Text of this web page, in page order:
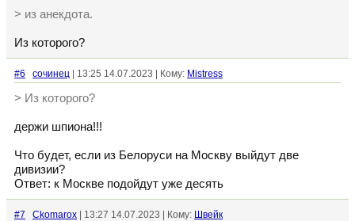
> из анекдота.
Из которого?
#6 сочинец | 13:25 14.07.2023 | Кому: Mistress
> Из которого?
держи шпиона!!!
Что будет, если из Белоруси на Москву выйдут две
дивизии?
Ответ: к Москве подойдут уже десять
#7 Ckomarox | 13:27 14.07.2023 | Кому: Швейк